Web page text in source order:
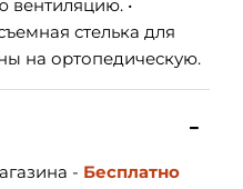
вентиляцию. •
стелька для
на ортопедическую.
- Бесплатно